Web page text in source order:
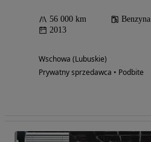
56 000 km Benzyna
2013
Wschowa (Lubuskie)
Prywatny sprzedawca • Podbite